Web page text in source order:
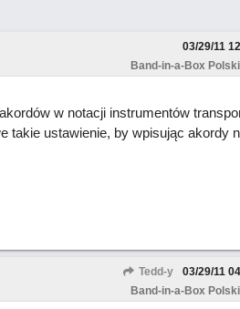
03/29/11
Band-in-a-Box
w notacji instrumentów
takie ustawienie, by wpisując akordy
Tedd-y 03/29/11
Band-in-a-Box